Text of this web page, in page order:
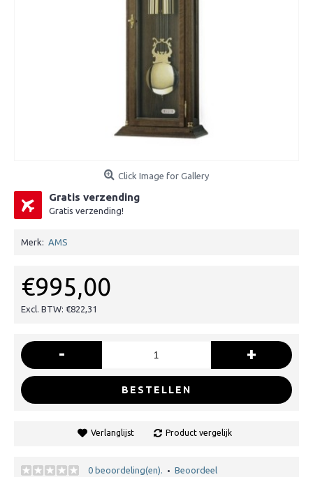
Click Image for Gallery
Gratis verzending
Gratis verzending!
Merk: AMS
€995,00
Excl. BTW: €822,31
- +
BESTELLEN
Verlanglijst Product vergelijk
0 beoordeling(en). • Beoordeel